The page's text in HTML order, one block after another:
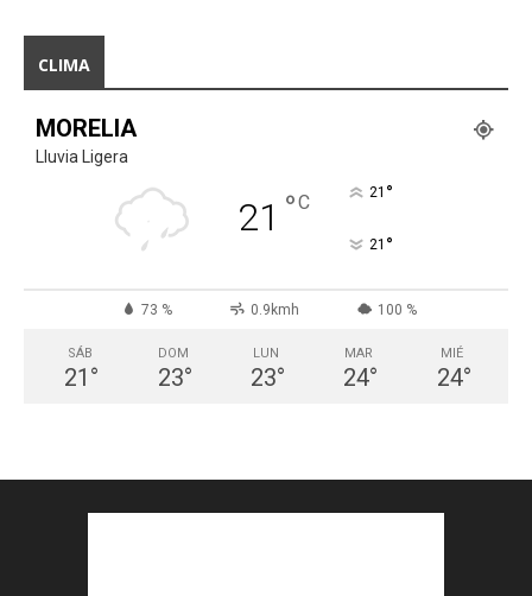
CLIMA
MORELIA
Lluvia Ligera
21 °C 21 °
21 °
73 % 0.9kmh 100 %
SÁB
21 °
DOM
23°
LUN
23°
MAR
24°
MIÉ
24°